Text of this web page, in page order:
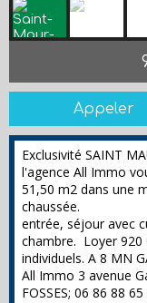
Appeler
Exclusivité SAINT
l'agence All Immo
51,50 m2 dans une
chaussée.
entrée, séjour avec
chambre. Loyer 920
individuels. A 8 MN
All Immo 3 avenue
FOSSES; 06 86 88 65